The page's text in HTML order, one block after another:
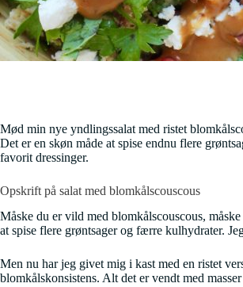
Mød min nye yndlingssalat med ristet
Det er en skøn måde at spise endnu flere
favorit dressinger.
Opskrift på salat med blomkålscouscous
Måske du er vild med blomkålscouscous,
at spise flere grøntsager og færre kulhydrater.
Men nu har jeg givet mig i kast med en ristet
blomkålskonsistens. Alt det er vendt med